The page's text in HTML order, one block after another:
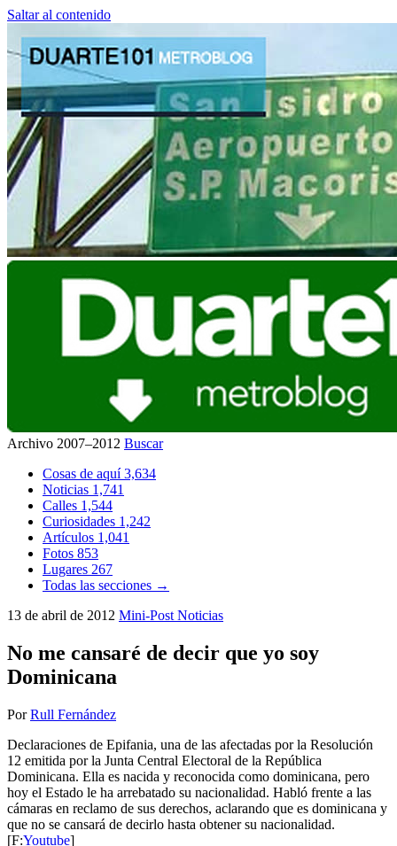
Saltar al contenido
Archivo 2007–2012 Buscar
Cosas de aquí3,634
Noticias 1,741
Calles 1,544
Curiosidades 1,242
Artículos 1,041
Fotos 853
Lugares 267
Todas las secciones →
13 de abril de 2012 Mini-Post Noticias
No me cansaré de decir que yo soy
Dominicana
PorRull Fernández
Declaraciones de Epifania, una de las afectadas por la Resolución
12 emitida por la Junta Central Electoral de la República
Dominicana. Ella es nacida y reconocida como dominicana, pero
hoy el Estado le ha arrebatado su nacionalidad. Habló frente a las
cámaras en reclamo de sus derechos, aclarando que es dominicana y
que no se cansará de decirlo hasta obtener su nacionalidad.
[F:Youtube]